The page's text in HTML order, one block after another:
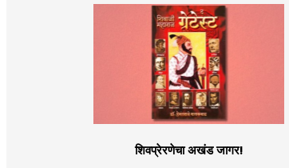
शिवप्रेरणेचा अखंड जागर!